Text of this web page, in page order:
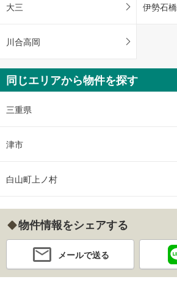
大三 伊勢石橋
川合高岡
同じエリアから物件を探す
三重県
津市
白山町上ノ村
物件情報をシェアする
メールで送る